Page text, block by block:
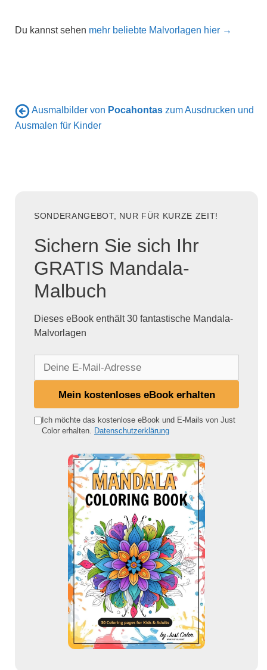
Du kannst sehen mehr beliebte Malvorlagen hier →
Ausmalbilder von Pocahontas zum Ausdrucken und
Ausmalen für Kinder
SONDERANGEBOT, NUR FÜR KURZE ZEIT!
Sichern Sie sich Ihr
GRATIS Mandala-
Malbuch
Dieses eBook enthält 30 fantastische Mandala-
Malvorlagen
e
Mein kostenloses eBook erhalten
Ich möchte das kostenlose eBook und E-Mails von Just
Color erhalten. Datenschutzerklärung